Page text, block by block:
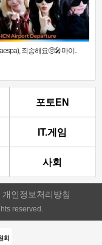
죄송해요🥺🎤마이..
포토EN
IT.게임
사회
개인정보처리방침
reserved.